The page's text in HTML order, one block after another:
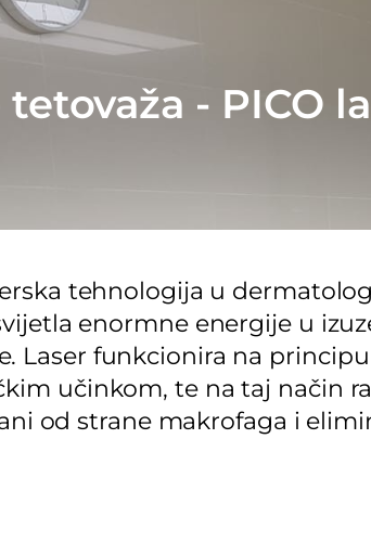
- PICO
tehnologija u
enormne energije u
Laser funkcionira na
učinkom, te na taj način
od strane makrofaga i